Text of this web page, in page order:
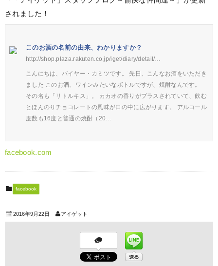
されました！
このお酒の名前の由来、わかりますか？
http://shop.plaza.rakuten.co.jp/iget/diary/detail/…
こんにちは、バイヤー・カミツです。 先日、こんなお酒をいただき
ました このお酒、ワインみたいなボトルですが、焼酎なんです。
その名も「リトルキス」。 カカオの香りがプラスされていて、飲む
とほんのりチョコレートの風味が口の中に広がります。 アルコール
度数も16度と普通の焼酎（20…
facebook.com
facebook
2016年9月22日 アイゲット